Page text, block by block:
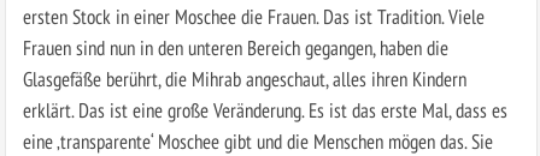
ersten Stock in einer Moschee die Frauen. Das ist Tradition. Viele
Frauen sind nun in den unteren Bereich gegangen, haben die
Glasgefäße berührt, die Mihrab angeschaut, alles ihren Kindern
erklärt. Das ist eine große Veränderung. Es ist das erste Mal, dass es
eine ‚transparente‘ Moschee gibt und die Menschen mögen das. Sie